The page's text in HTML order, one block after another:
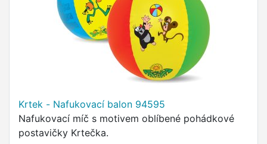
Krtek - Nafukovací balon 94595
Nafukovací míč s motivem oblíbené pohádkové
postavičky Krtečka.